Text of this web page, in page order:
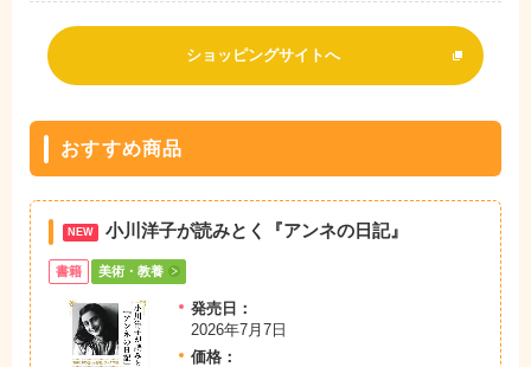
ショッピングサイトへ
おすすめ商品
NEW 小川洋子が読みとく『アンネの日記』
書籍 美術・教養
発売日：
2026年7月7日
価格：